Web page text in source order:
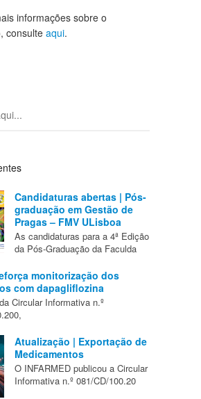
informações sobre o
consulte aqui.
Candidaturas abertas | Pós-
graduação em Gestão de
Pragas – FMV ULisboa
As candidaturas para a 4ª Edição
da Pós-Graduação da Faculda
monitorização dos
com dapagliflozina
Circular Informativa n.º
Atualização | Exportação de
Medicamentos
O INFARMED publicou a Circular
Informativa n.º 081/CD/100.20